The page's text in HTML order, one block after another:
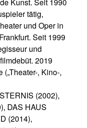
Kunst. Seit 1990
tätig,
und Oper in
Seit 1999
und
2019
, Kino-,
(2002),
DAS HAUS
(2014),